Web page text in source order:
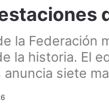
la Federación
la historia. El
anuncia siete